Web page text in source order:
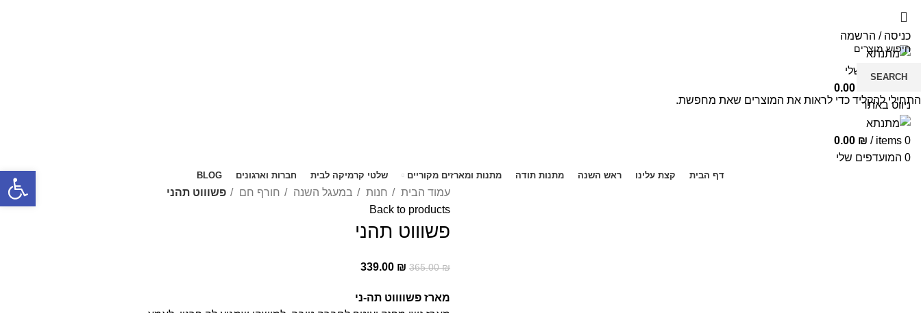
כניסה / הרשמה
המועדפים שלי
0.00
ניווט באתר
0
items
/
0.00 ₪
0 המועדפים שלי
דף הבית קצת עלינו ראש השנה מתנות תודה מתנות ומארזים מקוריים שלטי קרמיקה לבית חברות וארגונים BLOG
עמוד הבית חנות במעגל השנה חורף חם
פשוווט תהני
Back to products
פשוווט תהני
365.00₪
339.00 ₪
מארז פשווווט תה-ני
SEARCH
התחילי להקליד כדי לראות את המוצרים שאת מחפשת.
פתח